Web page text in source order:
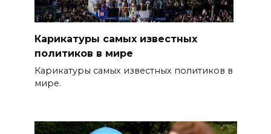
Карикатуры самых известных
политиков в мире
Карикатуры самых известных политиков в
мире.